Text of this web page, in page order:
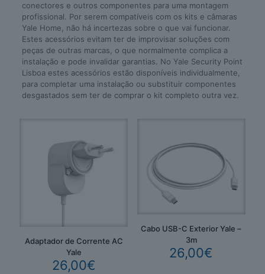
conectores e outros componentes para uma montagem
profissional. Por serem compatíveis com os kits e câmaras
Yale Home, não há incertezas sobre o que vai funcionar.
Estes acessórios evitam ter de improvisar soluções com
peças de outras marcas, o que normalmente complica a
instalação e pode invalidar garantias. No Yale Security Point
Lisboa estes acessórios estão disponíveis individualmente,
para completar uma instalação ou substituir componentes
desgastados sem ter de comprar o kit completo outra vez.
Adaptador de Corrente AC
Yale
26,00€
Cabo USB-C Exterior Yale –
3m
26,00€